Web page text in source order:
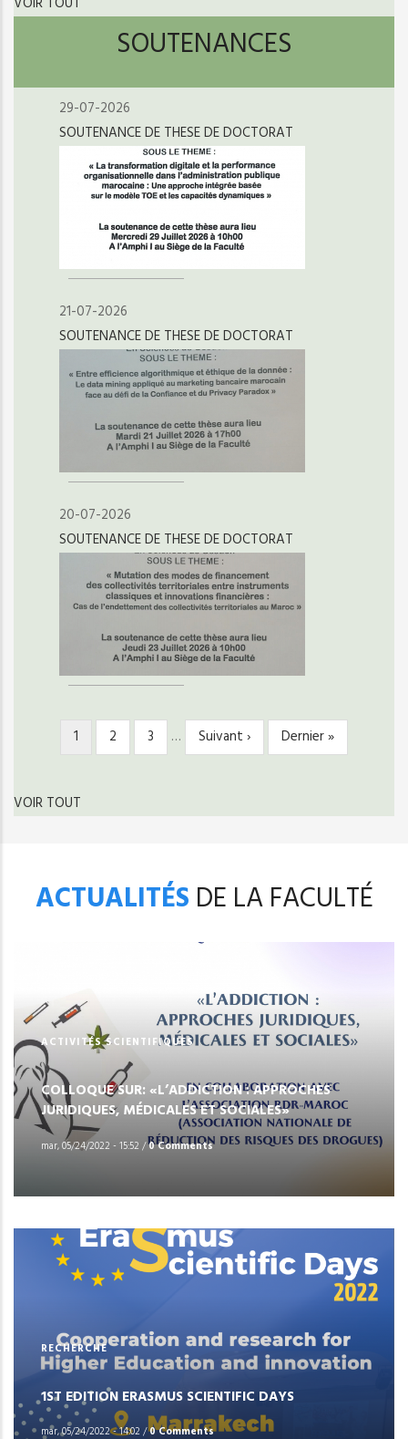
SOUTENANCES
29-07-2026
SOUTENANCE DE THESE DE DOCTORAT
21-07-2026
SOUTENANCE DE THESE DE DOCTORAT
20-07-2026
SOUTENANCE DE THESE DE DOCTORAT
PAGINATION
Page
courante
1 Page
2 Page
3 …
Page
suivante
Suivant ›
Dernière
page
Dernier »
VOIR TOUT
ACTUALITÉS DE LA FACULTÉ
ACTIVITÉS SCIENTIFIQUES
COLLOQUE SUR: «L’ADDICTION : APPROCHES
JURIDIQUES, MÉDICALES ET SOCIALES»
mar, 05/24/2022 - 15:52 /0 Comments
RECHERCHE
1ST EDITION ERASMUS SCIENTIFIC DAYS
mar, 05/24/2022 - 14:02 /0 Comments